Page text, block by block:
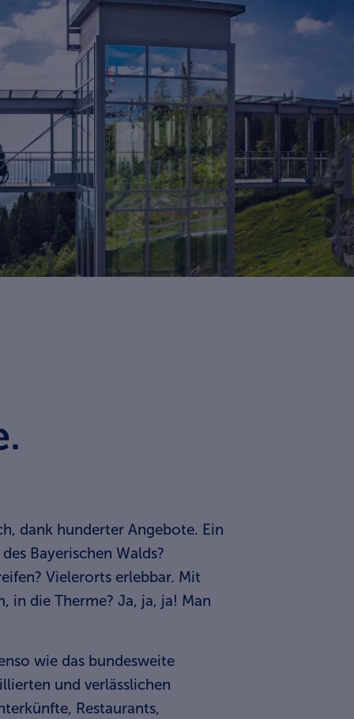
dank hunderter Angebote. Ein
Bayerischen Walds?
Vielerorts erlebbar. Mit
in die Therme? Ja, ja, ja! Man
wie das bundesweite
und verlässlichen
Restaurants,